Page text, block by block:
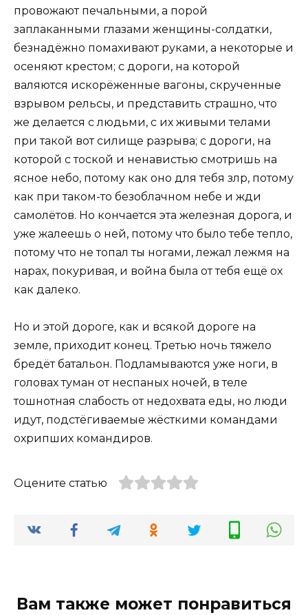
провожают печальными, а порой
заплаканными глазами женщины-солдатки,
безнадёжно помахивают руками, а некоторые и
осеняют крестом; с дороги, на которой
валяются искорёженные вагоны, скрученные
взрывом рельсы, и представить страшно, что
же делается с людьми, с их живыми телами
при такой вот силище разрыва; с дороги, на
которой с тоской и ненавистью смотришь на
ясное небо, потому как оно для тебя злр, потому
как при таком-то безоблачном небе и жди
самолётов. Но кончается эта железная дорога, и
уже жалеешь о ней, потому что было тебе тепло,
потому что не топал ты ногами, лежал лежмя на
нарах, покуривая, и война была от тебя ещё ох
как далеко.
Но и этой дороге, как и всякой дороге на
земле, приходит конец. Третью ночь тяжело
бредёт батальон. Подламываются уже ноги, в
головах туман от неспаных ночей, в теле
тошнотная слабость от недохвата еды, но люди
идут, подстёгиваемые жёсткими командами
охрипших командиров.
Оцените статью
Вам также может понравиться